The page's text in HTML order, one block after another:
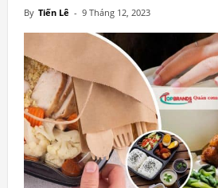
By Tiến Lê - 9 Tháng 12, 2023